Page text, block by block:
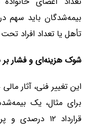
بیمه‌شدگان باید سهم
تأهل یا تعداد افراد
شوک هزینه‌ای و فشار بر
این تغییر فنی، آثار
برای مثال، یک
قرارداد ۱۲